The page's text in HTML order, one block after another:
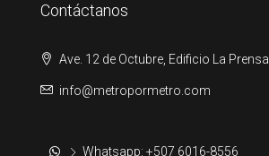
Contáctanos
Ave. 12 de Octubre, Edificio La Prensa.
info@metropormetro.com
Whatsapp: +507 6016-8556